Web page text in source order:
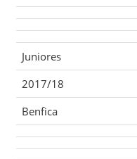
Juniores
2017/18
Benfica